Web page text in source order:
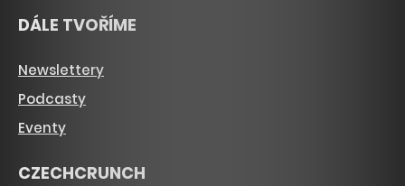
DÁLE TVOŘÍME
Newslettery
Podcasty
Eventy
CZECHCRUNCH